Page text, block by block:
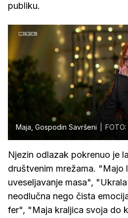
publiku.
Maja, Gospodin Savršeni FOTO:
Njezin odlazak pokrenuo je
društvenim mrežama. "Majo
uveseljavanje masa",
neodlučna nego čista
fer", "Maja kraljica svoja do